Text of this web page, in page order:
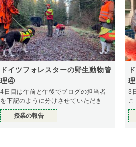
ドイツフォレスターの野生動物管
理④
4日目は午前と午後でブログの担当者
を下記のように分けさせていただき
授業の報告
3